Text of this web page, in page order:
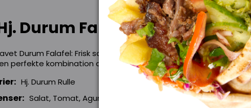
Durum Falafel
Durum Falafel: Frisk salat, tomat, agurk og dressing ile lezzetli
perfekte kombination af smag og konsistens! Bestil nu og nyd!
Hj. Durum Rulle
Salat, Tomat, Agurk, Dressing